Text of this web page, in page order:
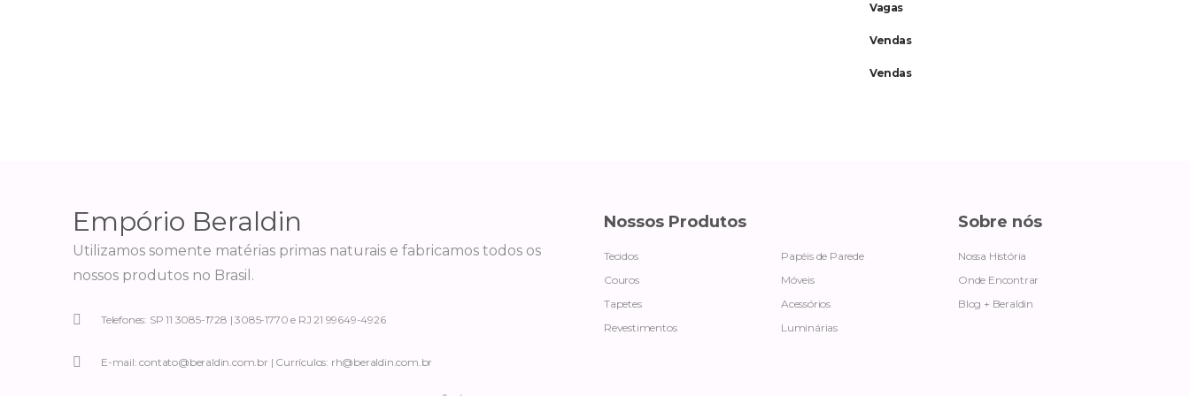
Vagas
Vendas
Vendas
Empório Beraldin
Utilizamos somente matérias primas naturais e fabricamos todos os
nossos produtos no Brasil.
Telefones: SP 11 3085-1728 | 3085-1770 e RJ 21 99649-4926
E-mail: contato@beraldin.com.br | Currículos: rh@beraldin.com.br
Nossos Produtos
Tecidos
Couros
Tapetes
Revestimentos
Papéis de Parede
Móveis
Acessórios
Luminárias
Sobre nós
Nossa História
Onde Encontrar
Blog + Beraldin